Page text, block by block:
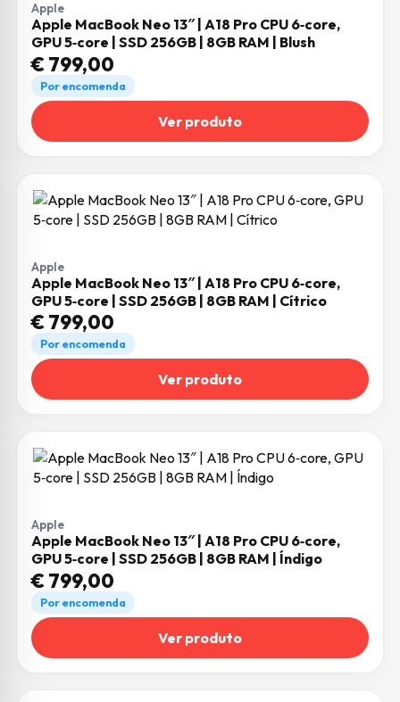
Apple
Apple MacBook Neo 13″ | A18 Pro CPU 6‑core,
GPU 5‑core | SSD 256GB | 8GB RAM | Blush
€799,00
Por encomenda
Ver produto
Apple
Apple MacBook Neo 13″ | A18 Pro CPU 6‑core,
GPU 5‑core | SSD 256GB | 8GB RAM | Cítrico
€799,00
Por encomenda
Ver produto
Apple
Apple MacBook Neo 13″ | A18 Pro CPU 6‑core,
GPU 5‑core | SSD 256GB | 8GB RAM | Índigo
€799,00
Por encomenda
Ver produto